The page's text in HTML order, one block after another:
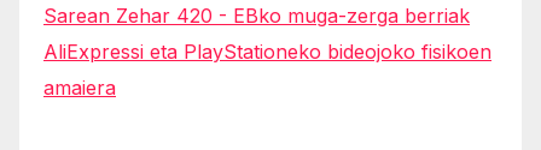
Sarean Zehar 420 - EBko muga-zerga berriak
AliExpressi eta PlayStationeko bideojoko fisikoen
amaiera